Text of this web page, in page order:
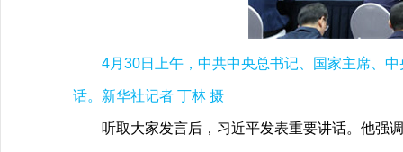
4月30日上午，中共中央总书记、国家主席、
话。新华社记者 丁林 摄
听取大家发言后，习近平发表重要讲话。他强